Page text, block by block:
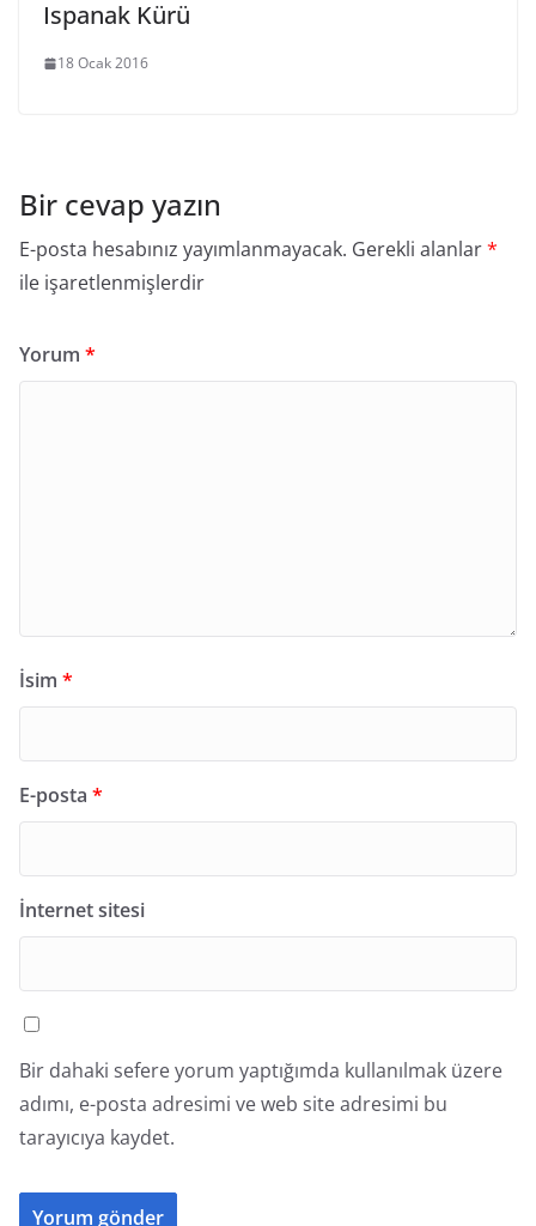
Ispanak Kürü
18 Ocak 2016
Bir cevap yazın
E-posta hesabınız yayımlanmayacak. Gerekli alanlar*
ile işaretlenmişlerdir
Yorum *
İsim *
E-posta *
İnternet sitesi
Bir dahaki sefere yorum yaptığımda kullanılmak üzere
adımı, e-posta adresimi ve web site adresimi bu
tarayıcıya kaydet.